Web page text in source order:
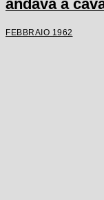
andava a
FEBBRAIO 1962